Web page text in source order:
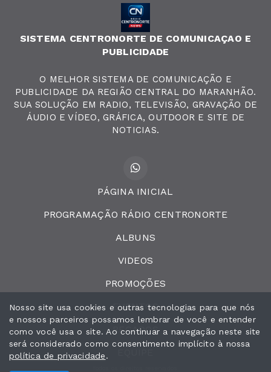
SISTEMA CENTRONORTE DE COMUNICAÇAO E
PUBLICIDADE
O MELHOR SISTEMA DE COMUNICAÇÃO E
PUBLICIDADE DA REGIÃO CENTRAL DO MARANHÃO.
SUA SOLUÇÃO EM RADIO, TELEVISÃO, GRAVAÇÃO DE
ÁUDIO E VÍDEO, GRÁFICA, OUTDOOR E SITE DE
NOTICIAS.
PÁGINA INICIAL
PROGRAMAÇÃO RÁDIO CENTRONORTE
ALBUNS
VIDEOS
PROMOÇÕES
EVENTOS
RECADOS
Nosso site usa cookies e outras tecnologias para que nós
e nossos parceiros possamos lembrar de você e entender
como você usa o site. Ao continuar a navegação neste site
será considerado como consentimento implícito à nossa
política de privacidade.